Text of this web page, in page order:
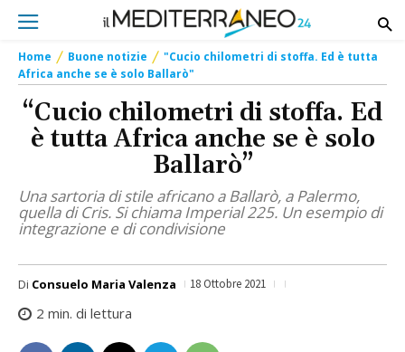
Home Buone notizie
"Cucio chilometri di stoffa. Ed è tutta
Africa anche se è solo Ballarò"
“Cucio chilometri di stoffa. Ed
è tutta Africa anche se è solo
Ballarò”
Una sartoria di stile africano a Ballarò, a Palermo,
quella di Cris. Si chiama Imperial 225. Un esempio di
integrazione e di condivisione
Di Consuelo Maria Valenza 18 Ottobre 2021
2 min. di lettura